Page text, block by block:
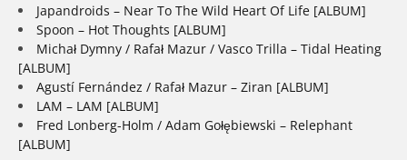
Japandroids – Near To The Wild Heart Of Life [ALBUM]
Spoon – Hot Thoughts [ALBUM]
Michał Dymny / Rafał Mazur / Vasco Trilla – Tidal Heating
[ALBUM]
Agustí Fernández / Rafał Mazur – Ziran [ALBUM]
LAM – LAM [ALBUM]
Fred Lonberg-Holm / Adam Gołębiewski – Relephant
[ALBUM]